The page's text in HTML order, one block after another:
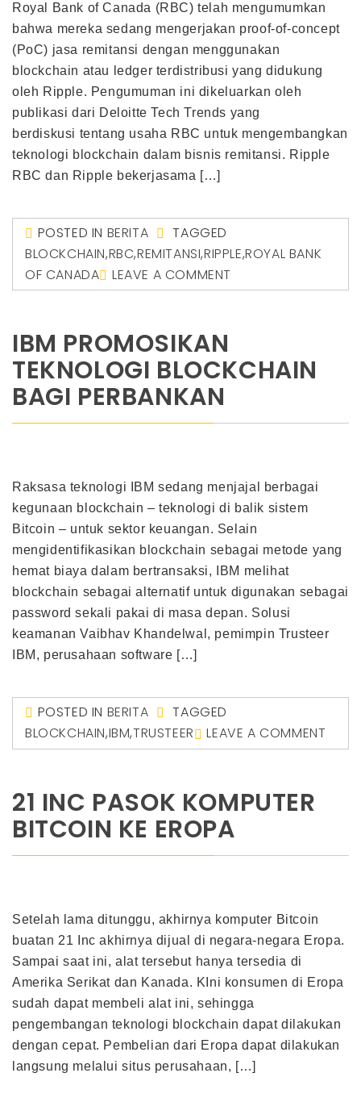
Royal Bank of Canada (RBC) telah mengumumkan
bahwa mereka sedang mengerjakan proof-of-concept
(PoC) jasa remitansi dengan menggunakan
blockchain atau ledger terdistribusi yang didukung
oleh Ripple. Pengumuman ini dikeluarkan oleh
publikasi dari Deloitte Tech Trends yang
berdiskusi tentang usaha RBC untuk mengembangkan
teknologi blockchain dalam bisnis remitansi. Ripple
RBC dan Ripple bekerjasama […]
POSTED IN BERITA
TAGGED
BLOCKCHAIN,RBC,REMITANSI,RIPPLE,ROYAL BANK
OF CANADA
LEAVE A COMMENT
IBM PROMOSIKAN
TEKNOLOGI BLOCKCHAIN
BAGI PERBANKAN
Raksasa teknologi IBM sedang menjajal berbagai
kegunaan blockchain – teknologi di balik sistem
Bitcoin – untuk sektor keuangan. Selain
mengidentifikasikan blockchain sebagai metode yang
hemat biaya dalam bertransaksi, IBM melihat
blockchain sebagai alternatif untuk digunakan sebagai
password sekali pakai di masa depan. Solusi
keamanan Vaibhav Khandelwal, pemimpin Trusteer
IBM, perusahaan software […]
POSTED IN BERITA
TAGGED
BLOCKCHAIN,IBM,TRUSTEER LEAVE A COMMENT
21 INC PASOK KOMPUTER
BITCOIN KE EROPA
Setelah lama ditunggu, akhirnya komputer Bitcoin
buatan 21 Inc akhirnya dijual di negara-negara Eropa.
Sampai saat ini, alat tersebut hanya tersedia di
Amerika Serikat dan Kanada. KIni konsumen di Eropa
sudah dapat membeli alat ini, sehingga
pengembangan teknologi blockchain dapat dilakukan
dengan cepat. Pembelian dari Eropa dapat dilakukan
langsung melalui situs perusahaan, […]